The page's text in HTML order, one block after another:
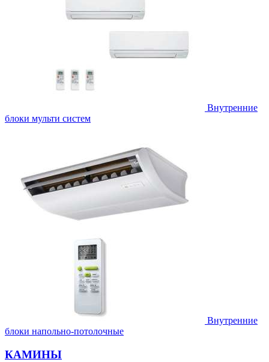
Внутренние
блоки мульти систем
Внутренние
блоки напольно-потолочные
КАМИНЫ